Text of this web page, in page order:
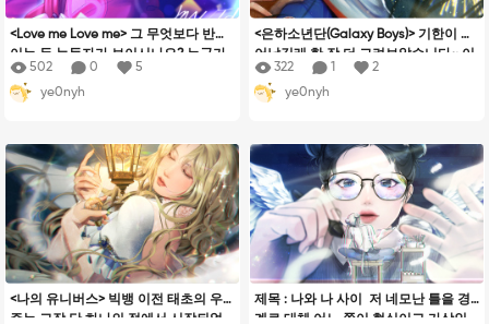
<Love me Love me> 그 무엇보다 반짝
이는 두 눈동자가 보이시나요? 누군가
를 열렬히 좋아한다는 것은 결국 나 자
신 또한 사랑하게 되는 일이더군요. 되
복을 느끼며 살 수 있음에 감사한 마음
을 표현해 보고자 하였습니다~ :)
502 0
5
ye0nyh
<은하소년단(Galaxy Boys)> 기한이 늘
어났길래 한 장 더 그려보았습니다~ 이
번엔 소개를 생략해봅니다. 봐주시는
분들께 감사드리며, 자유로운 상상과
322 1
2
ye0nyh
<나의 유니버스> 빅뱅 이전 태초의 우
주는 고작 단 하나의 점에서 시작되었
제목 : 나와 나 사이 저 네모난 틀을 경
계로 대체 어느 쪽이 현실이고 가상인